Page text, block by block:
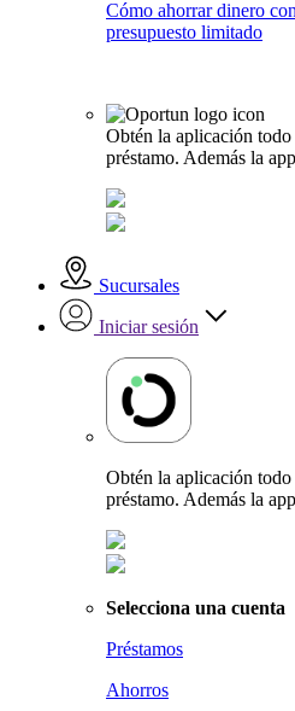
Cómo ahorrar dinero
presupuesto limitado
Obtén la aplicación
préstamo. Además la
Sucursales
Iniciar sesión
Obtén la aplicación
préstamo. Además la
Selecciona una cuenta
Préstamos
Ahorros